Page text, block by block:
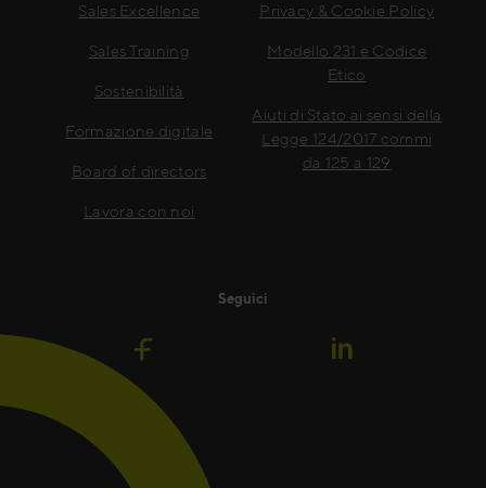
Sales Excellence
Sales Training
Sostenibilità
Formazione digitale
Board of directors
Lavora con noi
Privacy & Cookie Policy
Modello 231 e Codice
Etico
Aiuti di Stato ai sensi della
Legge 124/2017 commi
da 125 a 129
Seguici